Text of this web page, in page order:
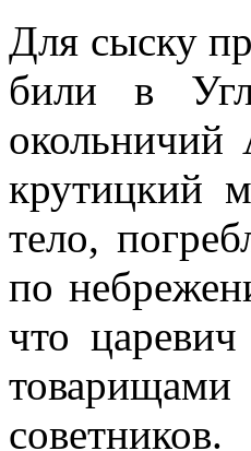
Для сыску
били в
крутицкий
тело,
по
что